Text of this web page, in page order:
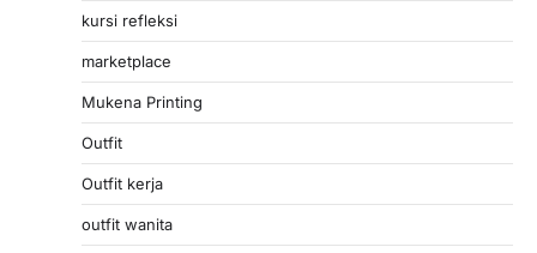
kursi refleksi
marketplace
Mukena Printing
Outfit
Outfit kerja
outfit wanita